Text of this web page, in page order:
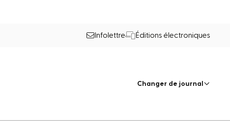
Infolettre Éditions électroniques
Changer de journal